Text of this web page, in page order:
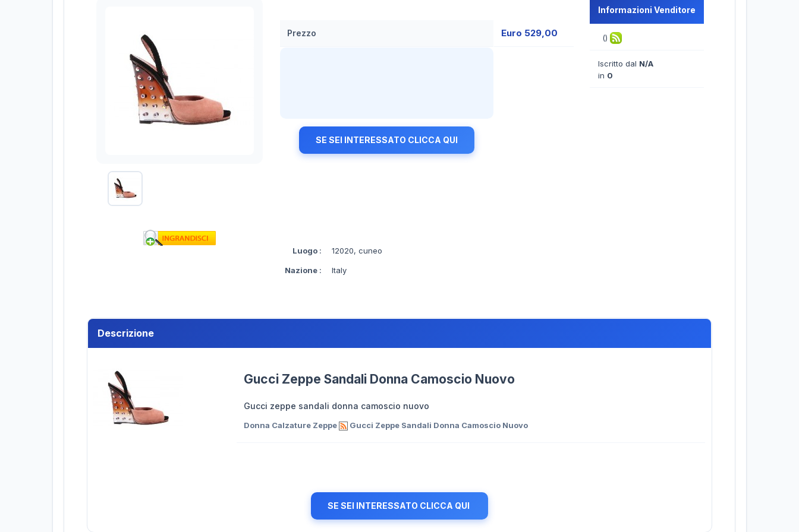
Prezzo Euro 529,00
SE SEI INTERESSATO CLICCA QUI
Luogo : 12020, cuneo
Nazione : Italy
Informazioni Venditore
()
Iscritto dal N/A
in 0
Descrizione
Gucci Zeppe Sandali Donna Camoscio Nuovo
Gucci zeppe sandali donna camoscio nuovo
Donna Calzature Zeppe Gucci Zeppe Sandali Donna Camoscio Nuovo
SE SEI INTERESSATO CLICCA QUI